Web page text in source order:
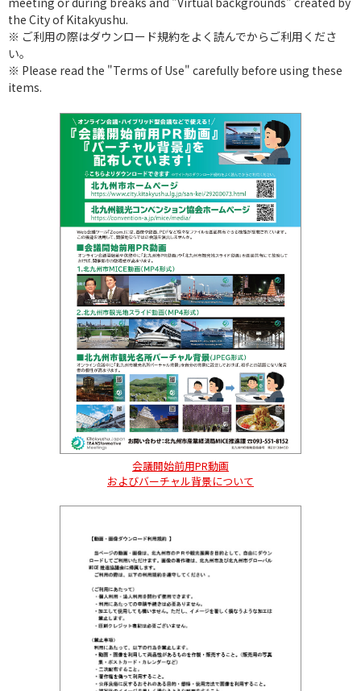
the City of Kitakyushu.
※ ご利用の際はダウンロード規約をよく読んでからご利用くださ
い。
※ Please read the "Terms of Use" carefully before using these
items.
会議開始前用PR動画
およびバーチャル背景について